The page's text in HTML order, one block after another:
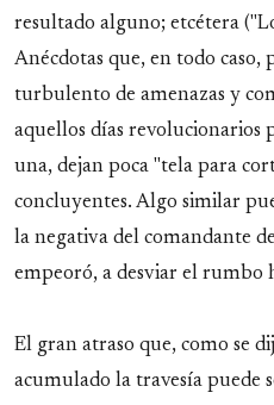
resultado alguno; etcétera
Anécdotas que, en todo
turbulento de amenazas y
aquellos días revolucionarios
una, dejan poca "tela para
concluyentes. Algo similar
la negativa del comandante
empeoró, a desviar el rumbo
El gran atraso que, como se
acumulado la travesía puede